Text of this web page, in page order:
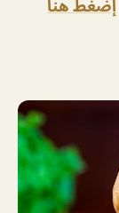
إضغط هنا